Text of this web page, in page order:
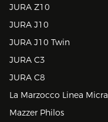
JURA Z10
JURA J10
JURA J10 Twin
JURA C3
JURA C8
La Marzocco Linea Micra
Mazzer Philos